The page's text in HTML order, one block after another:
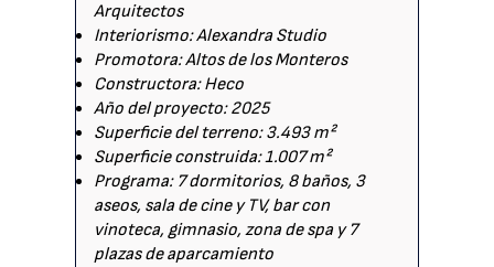
Arquitectos
Interiorismo: Alexandra Studio
Promotora: Altos de los Monteros
Constructora: Heco
Año del proyecto: 2025
Superficie del terreno: 3.493 m²
Superficie construida: 1.007 m²
Programa: 7 dormitorios, 8 baños, 3
aseos, sala de cine y TV, bar con
vinoteca, gimnasio, zona de spa y 7
plazas de aparcamiento